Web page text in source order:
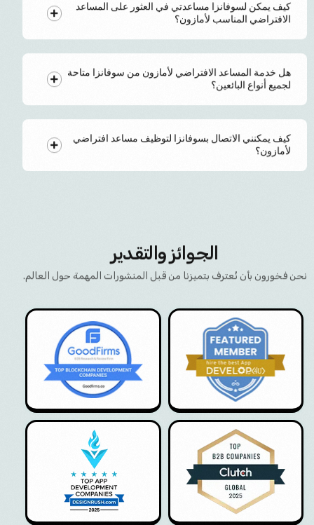
كيف يمكن لسوفانزا مساعدتي في العثور على المساعد
الافتراضي المناسب لأمازون؟
هل خدمة المساعد الافتراضي لأمازون من سوفانزا متاحة
لجميع أنواع البائعين؟
كيف يمكنني الاتصال بسوفانزا لتوظيف مساعد افتراضي
لأمازون؟
الجوائز والتقدير
نحن فخورون بأن نُعترف بتميزنا من قبل المنشورات المهمة حول العالم.